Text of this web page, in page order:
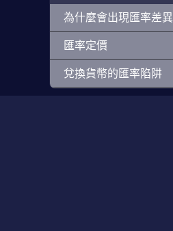
為什麼會出現匯率差異
匯率定價
兌換貨幣的匯率陷阱